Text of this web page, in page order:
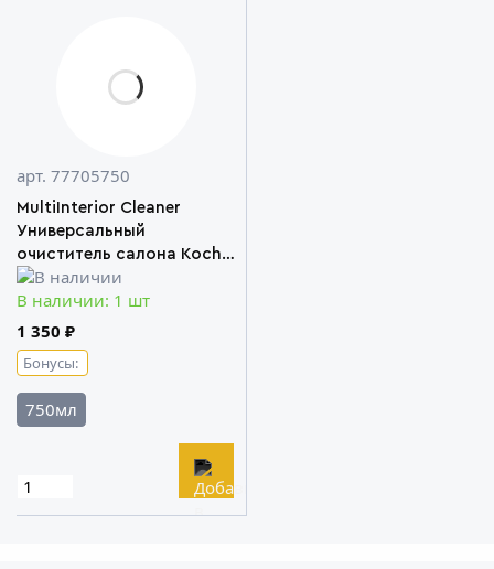
арт. 77705750
MultiInterior Cleaner
Универсальный
очиститель салона Koch
Chemie
В наличии: 1 шт
1 350 ₽
Бонусы:
750мл